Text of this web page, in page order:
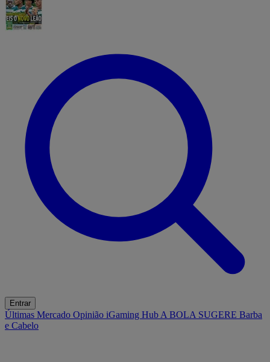
Entrar
Últimas Mercado Opinião iGaming Hub A BOLA SUGERE Barba
e Cabelo